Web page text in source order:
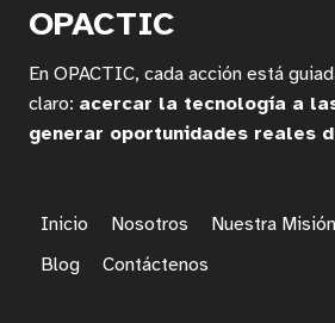
EL
JUVENIL
EN
COMUNIDADES
RURALES
OPACTIC
En OPACTIC, cada acción está
claro: acercar la tecnología a
generar oportunidades reales
Inicio Nosotros Nuestra Misión
Blog
Contáctenos